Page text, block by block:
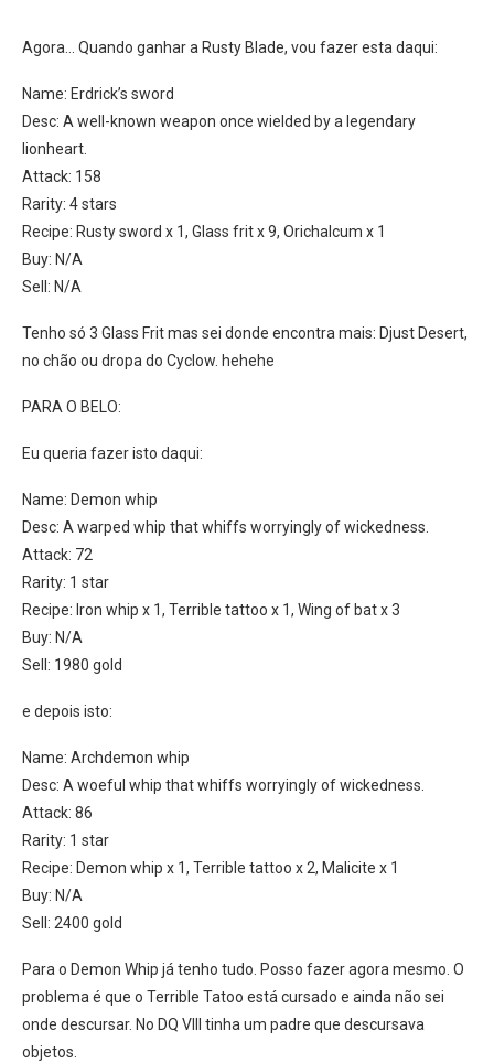
Agora… Quando ganhar a Rusty Blade, vou fazer esta daqui:
Name: Erdrick’s sword
Desc: A well-known weapon once wielded by a legendary
lionheart.
Attack: 158
Rarity: 4 stars
Recipe: Rusty sword x 1, Glass frit x 9, Orichalcum x 1
Buy: N/A
Sell: N/A
Tenho só 3 Glass Frit mas sei donde encontra mais: Djust Desert,
no chão ou dropa do Cyclow. hehehe
PARA O BELO:
Eu queria fazer isto daqui:
Name: Demon whip
Desc: A warped whip that whiffs worryingly of wickedness.
Attack: 72
Rarity: 1 star
Recipe: Iron whip x 1, Terrible tattoo x 1, Wing of bat x 3
Buy: N/A
Sell: 1980 gold
e depois isto:
Name: Archdemon whip
Desc: A woeful whip that whiffs worryingly of wickedness.
Attack: 86
Rarity: 1 star
Recipe: Demon whip x 1, Terrible tattoo x 2, Malicite x 1
Buy: N/A
Sell: 2400 gold
Para o Demon Whip já tenho tudo. Posso fazer agora mesmo. O
problema é que o Terrible Tatoo está cursado e ainda não sei
onde descursar. No DQ VIII tinha um padre que descursava
objetos.